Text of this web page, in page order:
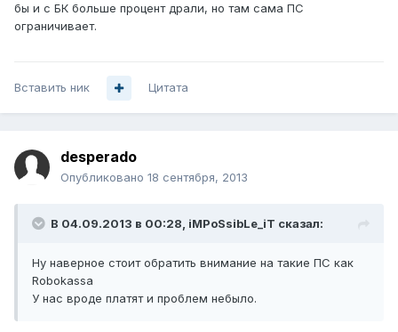
бы и с БК больше процент драли, но там сама ПС
ограничивает.
Вставить ник Цитата
desperado
Опубликовано 18 сентября, 2013
В 04.09.2013 в 00:28, iMPoSsibLe_iT сказал:
Ну наверное стоит обратить внимание на такие ПС как
Robokassa
У нас вроде платят и проблем небыло.